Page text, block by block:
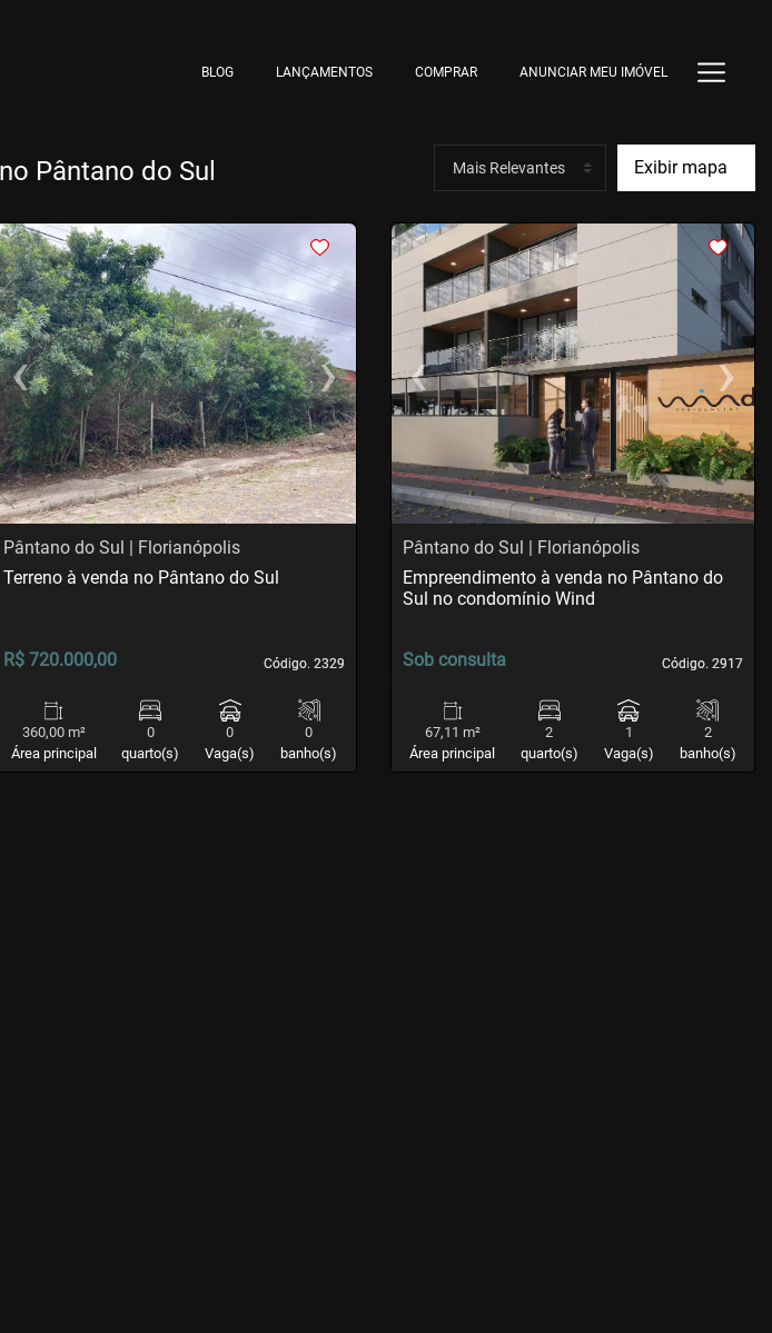
BLOG LANÇAMENTOS COMPRAR ANUNCIAR MEU IMÓVEL
Pântano do Sul Exibir mapa
<<<
‹Previous ›Next
Pântano do Sul | Florianópolis
Código. 2329
Código. 2329
Terreno à venda no Pântano do Sul
R$ 720.000,00
360,00 m²
Área principal
0
quarto(s)
0
Vaga(s)
0
banho(s)
<<<<
‹Previous ›Next
Pântano do Sul | Florianópolis
Código. 2917
Código. 2917
Empreendimento à venda no Pântano do
Sul no condomínio Wind
Sob consulta
67,11 m²
Área principal
2
quarto(s)
1
Vaga(s)
2
banho(s)